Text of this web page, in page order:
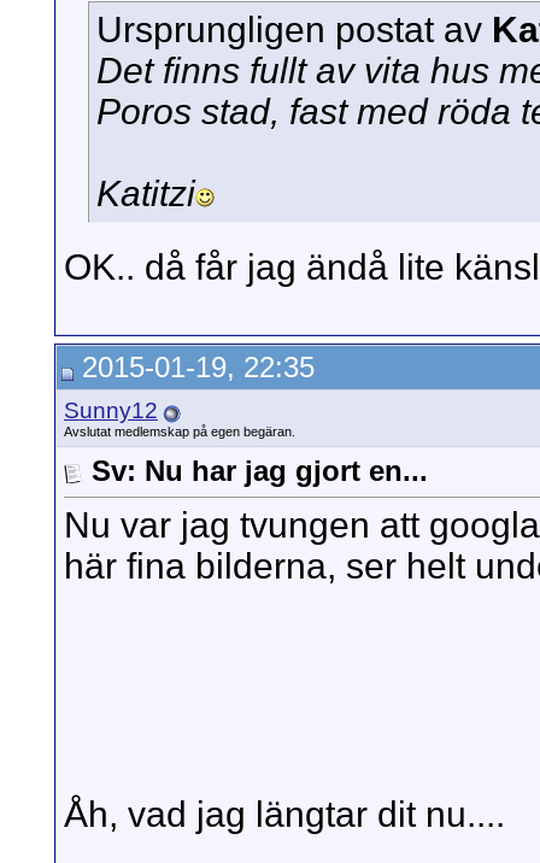
Ursprungligen postat av
Det finns fullt av vita hus
Poros stad, fast med röda
Katitzi
OK.. då får jag ändå lite
2015-01-19, 22:35
Sunny12
Avslutat medlemskap på egen begäran.
Sv: Nu har jag gjort en...
Nu var jag tvungen att
här fina bilderna, ser helt
Åh, vad jag längtar dit nu....